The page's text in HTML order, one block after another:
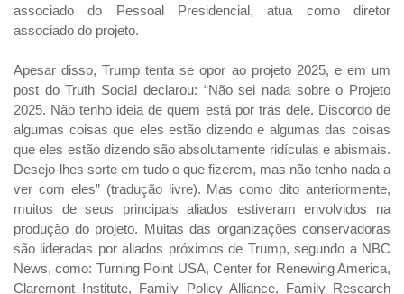
associado do Pessoal Presidencial, atua como diretor
associado do projeto.
Apesar disso, Trump tenta se opor ao projeto 2025, e em um
post do Truth Social declarou: “Não sei nada sobre o Projeto
2025. Não tenho ideia de quem está por trás dele. Discordo de
algumas coisas que eles estão dizendo e algumas das coisas
que eles estão dizendo são absolutamente ridículas e abismais.
Desejo-lhes sorte em tudo o que fizerem, mas não tenho nada a
ver com eles” (tradução livre). Mas como dito anteriormente,
muitos de seus principais aliados estiveram envolvidos na
produção do projeto. Muitas das organizações conservadoras
são lideradas por aliados próximos de Trump, segundo a NBC
News, como: Turning Point USA, Center for Renewing America,
Claremont Institute, Family Policy Alliance, Family Research